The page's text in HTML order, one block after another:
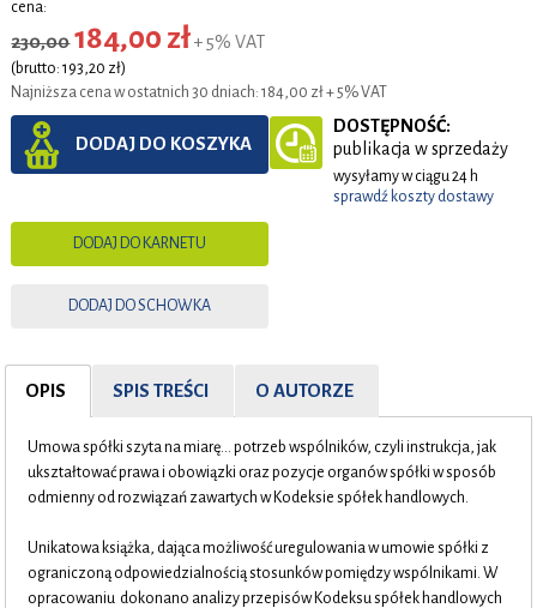
cena:
230,00184,00 zł+ 5% VAT
(brutto: 193,20 zł)
Najniższa cena w ostatnich 30 dniach: 184,00 zł + 5% VAT
DODAJ DO KOSZYKA
DODAJ DO KARNETU
DODAJ DO SCHOWKA
DOSTĘPNOŚĆ:
publikacja w sprzedaży
wysyłamy w ciągu 24 h
sprawdź koszty dostawy
OPIS SPIS TREŚCI O AUTORZE
Umowa spółki szyta na miarę… potrzeb wspólników, czyli instrukcja, jak
ukształtować prawa i obowiązki oraz pozycje organów spółki w sposób
odmienny od rozwiązań zawartych w Kodeksie spółek handlowych.
Unikatowa książka, dająca możliwość uregulowania w umowie spółki z
ograniczoną odpowiedzialnością stosunków pomiędzy wspólnikami. W
opracowaniu dokonano analizy przepisów Kodeksu spółek handlowych